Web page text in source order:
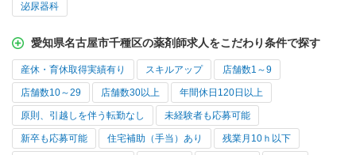
泌尿器科
愛知県名古屋市千種区の薬剤師求人をこだわり条件で探す
産休・育休取得実績有り スキルアップ 店舗数1～9
店舗数10～29 店舗数30以上 年間休日120日以上
原則、引越しを伴う転勤なし 未経験者も応募可能
新卒も応募可能 住宅補助（手当）あり 残業月10ｈ以下